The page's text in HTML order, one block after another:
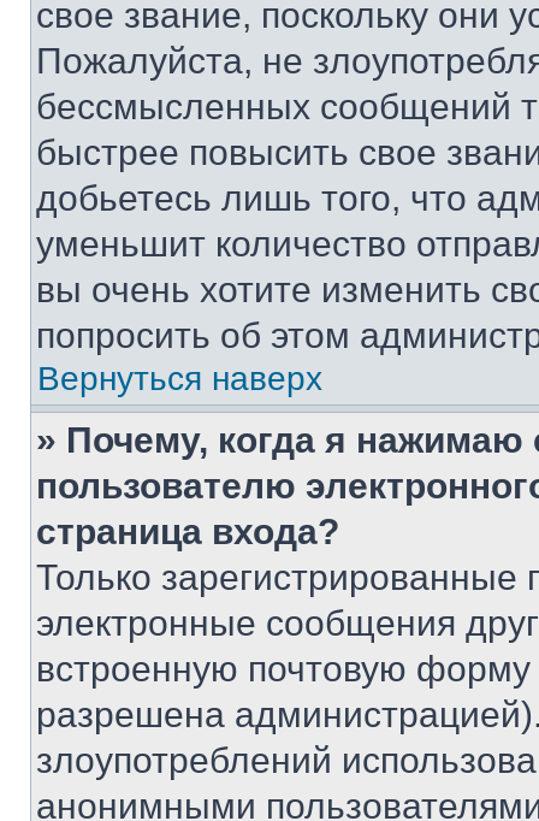
свое звание, поскольку они
Пожалуйста, не
бессмысленных сообщений
быстрее повысить свое
добьетесь лишь того, что
уменьшит количество
вы очень хотите изменить
попросить об этом
Вернуться наверх
» Почему, когда я нажимаю
пользователю
страница входа?
Только зарегистрированные
электронные сообщения
встроенную почтовую
разрешена
злоупотреблений
анонимными